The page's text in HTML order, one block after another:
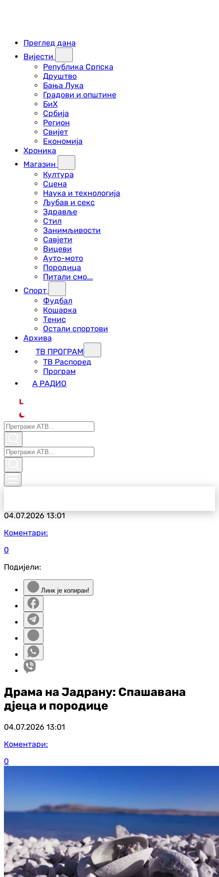
Преглед дана
Вијести
Република Српска
Друштво
Бања Лука
Градови и општине
БиХ
Србија
Регион
Свијет
Економија
Хроника
Магазин
Култура
Сцена
Наука и технологија
Љубав и секс
Здравље
Стил
Занимљивости
Савјети
Вицеви
Ауто-мото
Породица
Питали смо...
Спорт
Фудбал
Кошарка
Тенис
Остали спортови
Архива
ТВ ПРОГРАМ
ТВ Распоред
Програм
А РАДИО
L
04.07.202613:01
Коментари:
0
Подијели:
Линк је копиран!
Драма на Јадрану: Спашавана
д‌јеца и породице
04.07.2026 13:01
Коментари:
0